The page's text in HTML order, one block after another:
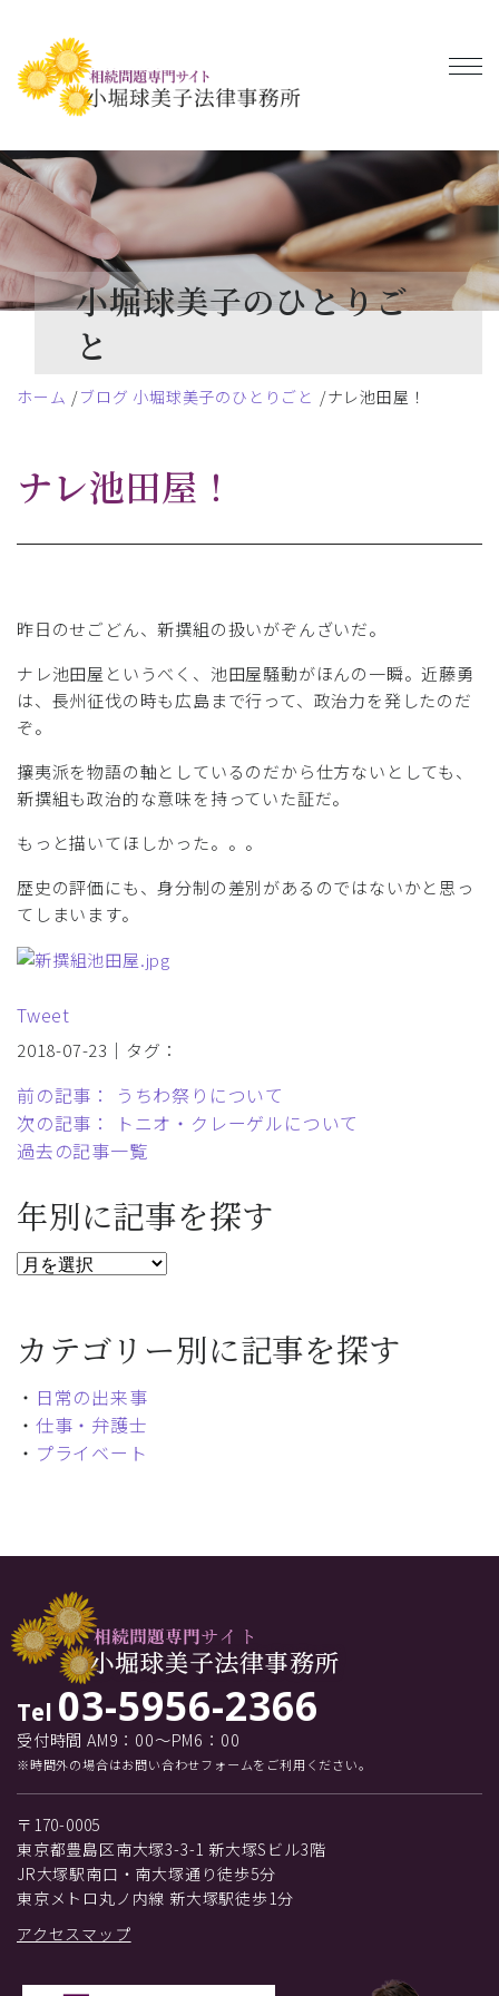
小堀球美子のひとりご
と
ホーム ブログ 小堀球美子のひとりごと ナレ池田屋！
ナレ池田屋！
昨日のせごどん、新撰組の扱いがぞんざいだ。
ナレ池田屋というべく、池田屋騒動がほんの一瞬。近藤勇
は、長州征伐の時も広島まで行って、政治力を発したのだ
ぞ。
攘夷派を物語の軸としているのだから仕方ないとしても、
新撰組も政治的な意味を持っていた証だ。
もっと描いてほしかった。。。
歴史の評価にも、身分制の差別があるのではないかと思っ
てしまいます。
Tweet
2018-07-23｜タグ：
前の記事： うちわ祭りについて
次の記事： トニオ・クレーゲルについて
過去の記事一覧
年別に記事を探す
カテゴリー別に記事を探す
・ 日常の出来事
・ 仕事・弁護士
・ プライベート
Tel 03-5956-2366
受付時間 AM9：00～PM6：00
※時間外の場合はお問い合わせフォームをご利用ください。
〒170-0005
東京都豊島区南大塚3-3-1 新大塚Sビル3階
JR大塚駅南口・南大塚通り徒歩5分
東京メトロ丸ノ内線 新大塚駅徒歩1分
アクセスマップ